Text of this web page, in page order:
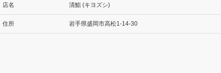
店名 清鮨 (キヨズシ)
住所 岩手県盛岡市高松1-14-30